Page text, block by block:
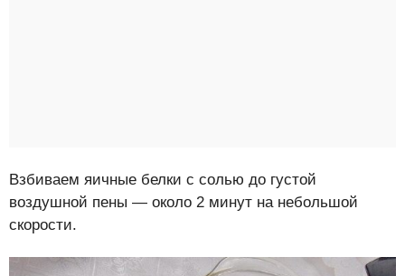
Взбиваем яичные белки с солью до густой
воздушной пены — около 2 минут на небольшой
скорости.